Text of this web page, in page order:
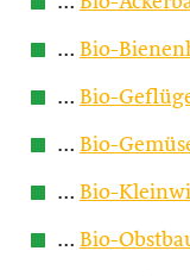
… Bio-
… Bio-
… Bio-
… Bio-
… Bio-